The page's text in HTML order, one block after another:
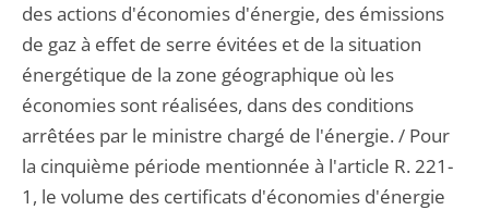
des actions d'économies d'énergie, des émissions
de gaz à effet de serre évitées et de la situation
énergétique de la zone géographique où les
économies sont réalisées, dans des conditions
arrêtées par le ministre chargé de l'énergie. / Pour
la cinquième période mentionnée à l'article R. 221-
1, le volume des certificats d'économies d'énergie